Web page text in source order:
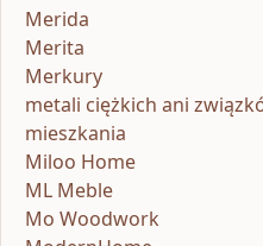
Merida
Merita
Merkury
metali ciężkich ani
mieszkania
Miloo Home
ML Meble
Mo Woodwork